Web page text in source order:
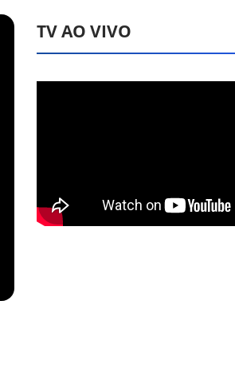
TV AO VIVO